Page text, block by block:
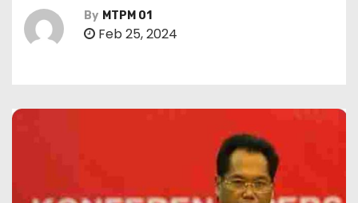
By MTPM 01
Feb 25, 2024